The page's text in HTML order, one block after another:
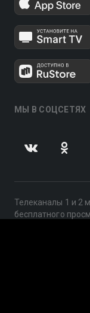
МЫ В СОЦСЕТЯХ
Телеканалы 1 и 2
бесплатного